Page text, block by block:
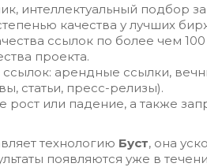
интеллектуальный подбор
качества у лучших
ссылок по более чем
проекта.
арендные ссылки,
статьи, пресс-релизы).
рост или падение, а также
технологию Буст, она
появляются уже в